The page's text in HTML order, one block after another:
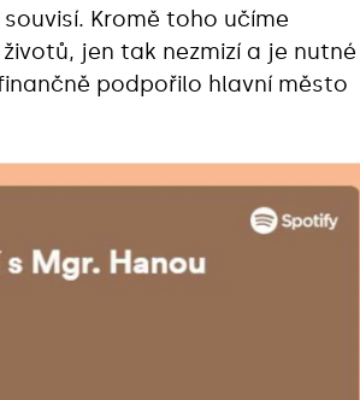
Kromě toho učíme
jen tak nezmizí a je nutné
podpořilo hlavní město